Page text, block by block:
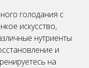
голодания с
искусство,
нутриенты
и
на